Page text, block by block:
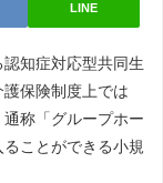
LINE
知症対応型共同生
保険制度上では
通称「グループホー
ことができる小規